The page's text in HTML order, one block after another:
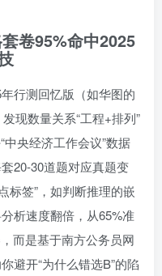
卷95%命中2025
行测回忆版（如华图的
现数量关系“工程+排列”
央经济工作会议”数据
20-30道题对应真题变
标签”，如判断推理的嵌
析速度翻倍，从65%准
而是基于南方公务员网
避开“为什么错选B”的陷